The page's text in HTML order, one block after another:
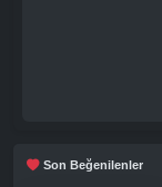
Son Beğenilenler